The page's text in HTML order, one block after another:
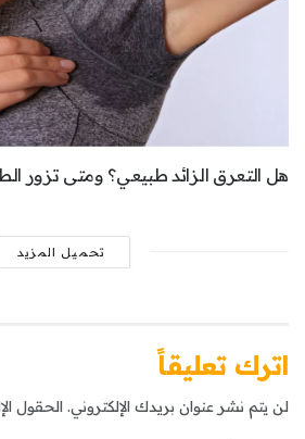
هل التعرق الزائد طبيعي؟ ومتى تزور
تحميل المزيد
اترك تعليقاً
لن يتم نشر عنوان بريدك الإلكتروني. الحقول